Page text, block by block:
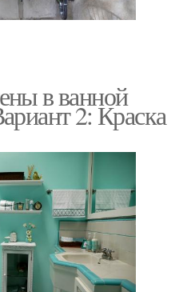
в ванной
2: Краска